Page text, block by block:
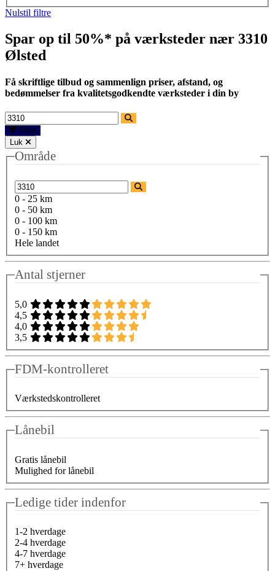
Nulstil filtre
Spar op til 50%* på værksteder nær 3310
Ølsted
Få skriftlige tilbud og sammenlign priser, afstand, og
bedømmelser fra kvalitetsgodkendte værksteder i din by
Filtre
Luk
Område
0 - 25 km
0 - 50 km
0 - 100 km
0 - 150 km
Hele landet
Antal stjerner
5,0
4,5
4,0
3,5
FDM-kontrolleret
Værkstedskontrolleret
Lånebil
Gratis lånebil
Mulighed for lånebil
Ledige tider indenfor
1-2 hverdage
2-4 hverdage
4-7 hverdage
7+ hverdage